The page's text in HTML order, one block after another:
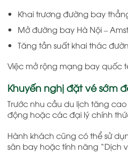
Khai trương đường bay
Mở đường bay Hà Nội –
Tăng tần suất khai thác
Việc mở rộng mạng bay quốc
Khuyến nghị đặt vé sớm
Trước nhu cầu du lịch tăng
động hoặc các đại lý chính
Hành khách cũng có thể sử
sân bay hoặc tính năng “Dịch